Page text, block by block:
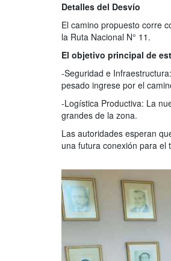
Detalles del Desvío
El camino propuesto corre
la Ruta Nacional N° 11.
El objetivo principal de
-Seguridad e
pesado ingrese por el
-Logística Productiva: La
grandes de la zona.
Las autoridades esperan
una futura conexión para el